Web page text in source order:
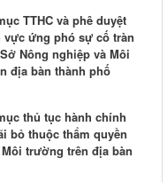
TTHC và phê duyệt
ứng phó sự cố tràn
Nông nghiệp và Môi
địa bàn thành phố
thủ tục hành chính
bỏ thuộc thẩm quyền
trường trên địa bàn